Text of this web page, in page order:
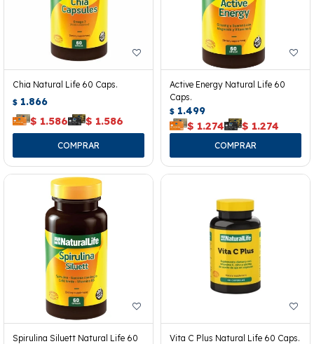
Chia Natural Life 60 Caps.
$ 1.866
$ 1.586 $ 1.586
Active Energy Natural Life 60
Caps.
$ 1.499
$ 1.274 $ 1.274
Spirulina Siluett Natural Life 60
Vita C Plus Natural Life 60 Caps.